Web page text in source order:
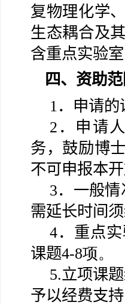
复物理化学
生态耦合及
含重点实验
四、资助
1 ．申请
2 ．申请
务，鼓励博
不可申报本
3．一般
需延长时间
4．重点
课题4-8项。
5.立项课题
予以经费支